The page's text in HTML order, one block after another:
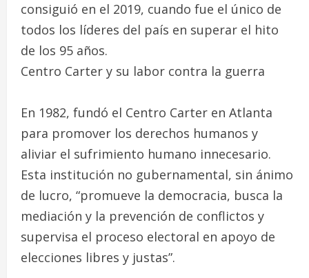
consiguió en el 2019, cuando fue el único de
todos los líderes del país en superar el hito
de los 95 años.
Centro Carter y su labor contra la guerra
En 1982, fundó el Centro Carter en Atlanta
para promover los derechos humanos y
aliviar el sufrimiento humano innecesario.
Esta institución no gubernamental, sin ánimo
de lucro, “promueve la democracia, busca la
mediación y la prevención de conflictos y
supervisa el proceso electoral en apoyo de
elecciones libres y justas”.